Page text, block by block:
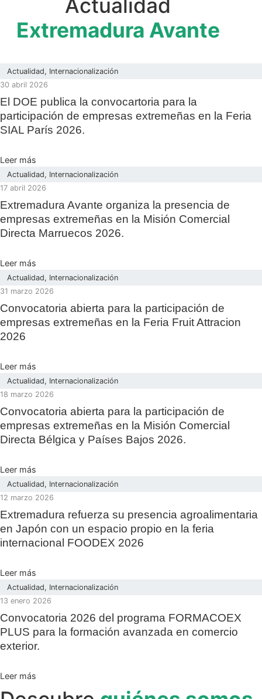
Actualidad
Extremadura Avante
Actualidad, Internacionalización
30 abril 2026
El DOE publica la convocartoria para la
participación de empresas extremeñas en la Feria
SIAL París 2026.
Leer más
Actualidad, Internacionalización
17 abril 2026
Extremadura Avante organiza la presencia de
empresas extremeñas en la Misión Comercial
Directa Marruecos 2026.
Leer más
Actualidad, Internacionalización
31 marzo 2026
Convocatoria abierta para la participación de
empresas extremeñas en la Feria Fruit Attracion
2026
Leer más
Actualidad, Internacionalización
18 marzo 2026
Convocatoria abierta para la participación de
empresas extremeñas en la Misión Comercial
Directa Bélgica y Países Bajos 2026.
Leer más
Actualidad, Internacionalización
12 marzo 2026
Extremadura refuerza su presencia agroalimentaria
en Japón con un espacio propio en la feria
internacional FOODEX 2026
Leer más
Actualidad, Internacionalización
13 enero 2026
Convocatoria 2026 del programa FORMACOEX
PLUS para la formación avanzada en comercio
exterior.
Leer más